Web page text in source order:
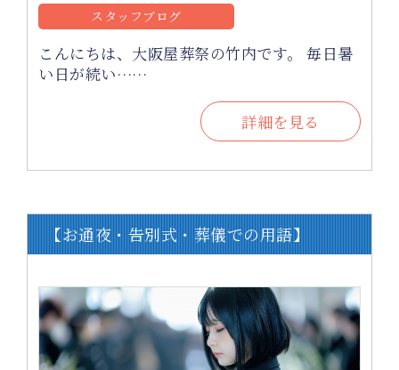
スタッフブログ
こんにちは、大阪屋葬祭の竹内です。 毎日暑
い日が続い……
詳細を見る
【お通夜・告別式・葬儀での用語】